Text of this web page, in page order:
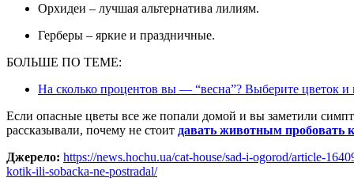
Орхидеи – лучшая альтернатива лилиям.
Герберы – яркие и праздничные.
БОЛЬШЕ ПО ТЕМЕ:
На сколько процентов вы — “весна”? Выберите цветок и
Если опасные цветы все же попали домой и вы заметили
рассказывали, почему не стоит давать животным пробовать
Джерело: https://news.hochu.ua/cat-house/sad-i-ogorod/article-
kotik-ili-sobacka-ne-postradal/